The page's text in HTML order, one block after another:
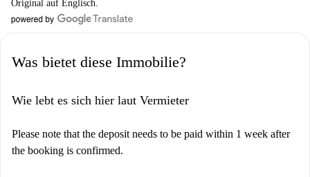
Original auf Englisch.
Was bietet diese Immobilie?
Wie lebt es sich hier laut Vermieter
Please note that the deposit needs to be paid within 1 week after
the booking is confirmed.